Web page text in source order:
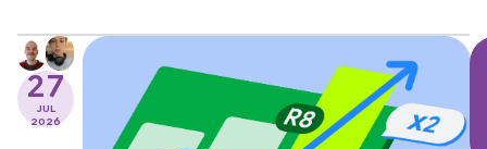
estamos aproveitando o momento para
comemorar.
27
JUL
2026